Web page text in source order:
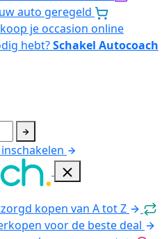
auto geregeld
je occasion online
hebt?Schakel Autocoach
kopen van A tot Z
voor de beste deal